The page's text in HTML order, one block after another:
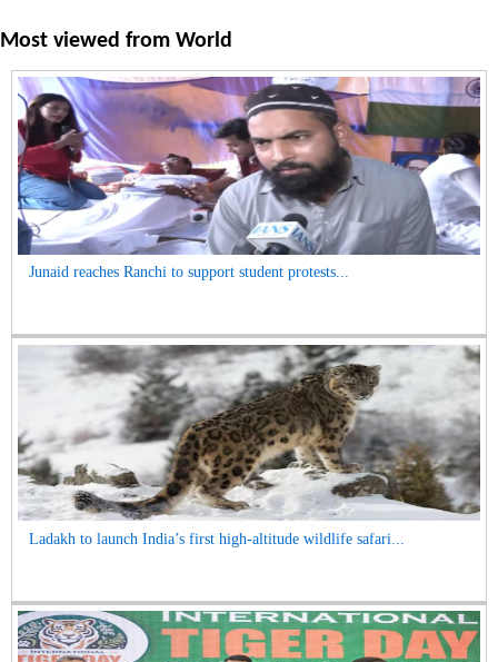
Most viewed from World
Junaid reaches Ranchi to support student protests...
Ladakh to launch India’s first high-altitude wildlife safari...